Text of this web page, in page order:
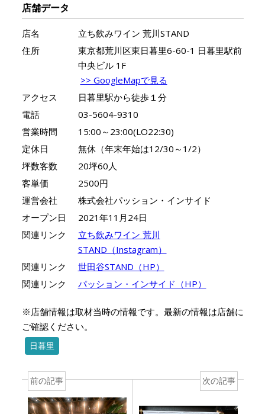
店舗データ
店名
立ち飲みワイン 荒川STAND
住所
東京都荒川区東日暮里6-60-1 日暮里駅前
中央ビル 1F
>> GoogleMapで見る
アクセス
日暮里駅から徒歩１分
電話
03-5604-9310
営業時間
15:00～23:00(LO22:30)
定休日
無休（年末年始は12/30～1/2）
坪数客数
20坪60人
客単価
2500円
運営会社
株式会社パッション・インサイド
オープン日
2021年11月24日
関連リンク
立ち飲みワイン 荒川
STAND（Instagram）
関連リンク
世田谷STAND（HP）
関連リンク
パッション・インサイド（HP）
※店舗情報は取材当時の情報です。最新の情報は店舗に
ご確認ください。
日暮里
前の記事 次の記事